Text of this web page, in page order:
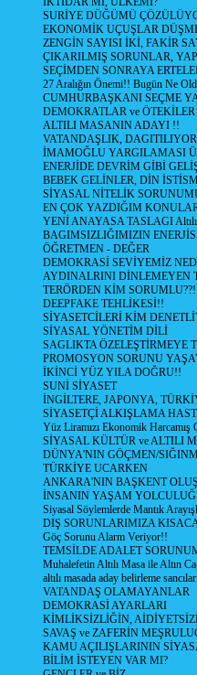
SURİYE DÜĞÜMÜ
EKONOMİK UÇUŞLAR
ZENGİN SAYISI İKİ, FAKİR
ÇIKARILMIŞ SORUNLAR,
SEÇİMDEN SONRAYA
27 Aralığın Önemi!! Bugün Ne
CUMHURBAŞKANI SEÇME
DEMOKRATLAR ve ÖTEKİLER
ALTILI MASANIN ADAYI !!
VATANDAŞLIK,
İMAMOĞLU YARGILAMASI
ENERJİDE DEVRİM GİBİ
BEBEK GELİNLER, DİN
SİYASAL NİTELİK
EN ÇOK YAZDIĞIM
YENİ ANAYASA TASLAGI Altılı
BAGIMSIZLIĞIMIZIN
ÖĞRETMEN - DEĞER
DEMOKRASİ SEVİYEMİZ
AYDINALRINI DİNLEMEYEN
TERÖRDEN KİM
DEEPFAKE TEHLİKESİ!!
SİYASETCİLERİ KİM
SİYASAL YÖNETİM DİLİ
SAGLIKTA ÖZELEŞTİRMEYE
PROMOSYON SORUNU
İKİNCİ YÜZ YILA DOĞRU!!
SUNİ SİYASET
İNGİLTERE, JAPONYA,
SİYASETÇİ ALKIŞLAMA
Yüz Liramızı Ekonomik Harcamış
SİYASAL KÜLTÜR ve ALTILI
DÜNYA'NIN GÖÇMEN/
TÜRKİYE UCARKEN
ANKARA'NIN BAŞKENT
İNSANIN YAŞAM
Siyasal Söylemlerde Mantık
DIŞ SORUNLARIMIZA
Göç Sorunu Alarm Veriyor!!
TEMSİLDE ADALET
Muhalefetin Altılı Masa ile Altın
altılı masada aday belirleme
VATANDAŞ OLAMAYANLAR
DEMOKRASİ AYARLARI
KİMLİKSİZLİĞİN,
SAVAŞ ve ZAFERİN
KAMU AÇILIŞLARININ
BİLİM İSTEYEN VAR MI?